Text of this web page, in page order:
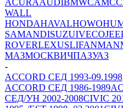
ACURAAUDIBMWCAMC
WALL
HONDAHAVALHOWO
SAMANDISUZUIVECO
ROVERLEXUSLIFANMAN
МАЗМОСКВИЧПАЗУАЗ
-
ACCORD СЕД 1993-09.1998
ACCORD СЕД 1986-1989
СЕД/УН 2002-2008CIVIC